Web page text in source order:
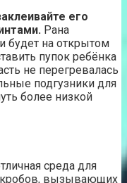
его
Рана
будет на открытом
пупок ребёнка
не перегревалась
подгузники для
более низкой
среда для
вызывающих